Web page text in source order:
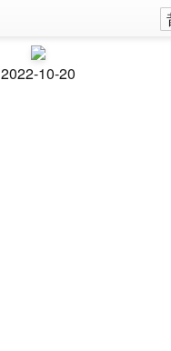
2022-10-20